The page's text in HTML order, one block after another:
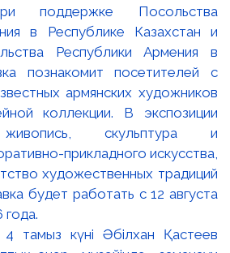
поддержке Посольства
в Республике Казахстан и
Республики Армения в
познакомит посетителей с
армянских художников
коллекции. В экспозиции
живопись, скульптура и
прикладного искусства,
художественных традиций
будет работать с 12 августа
года.